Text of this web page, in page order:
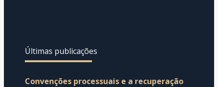
Últimas publicações
Convenções processuais e a recuperação